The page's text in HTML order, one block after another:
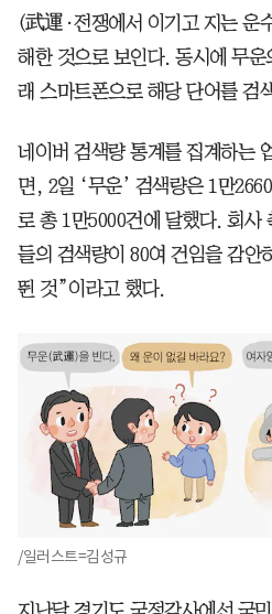
(武運·전쟁에서 이기고 지는 운
해한 것으로 보인다. 동시에 무
래 스마트폰으로 해당 단어를 검
네이버 검색량 통계를 집계하는
면, 2일 ‘무운’ 검색량은 1만
로 총 1만5000건에 달했다. 회사
들의 검색량이 80여 건임을 감안
뛴 것”이라고 했다.
/일러스트=김성규